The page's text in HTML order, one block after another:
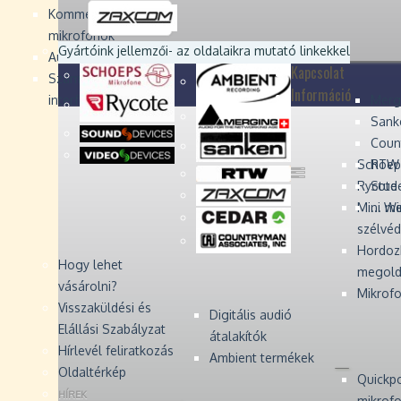
Kommentátor-
mikrofonok
Audio Monitors
Számítógépes audió
interfész
Rycote
Mini
Digitális audió
átalakítók
Ambient termékek
...
Devices
Devices
Zaxcom
Zaxcom
Gyártóink jellemzői- az oldalaikra mutató linkekkel
Kapcsolat
Információ
Hogy lehet
vásárolni?
Visszaküldési és
Elállási Szabályzat
Hírlevél feliratkozás
Oldaltérkép
HÍREK